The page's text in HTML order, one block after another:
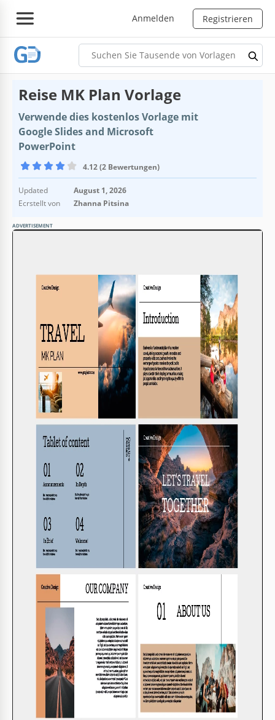
Anmelden Registrieren
Reise MK Plan Vorlage
Verwende dies kostenlos Vorlage mit
Google Slides and Microsoft
PowerPoint
4.12 (2 Bewertungen)
Updated
August 1, 2026
Ecrstellt von
Zhanna Pitsina
ADVERTISEMENT